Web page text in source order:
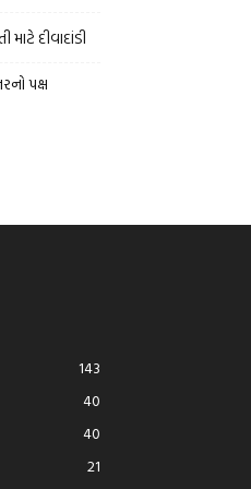
દીવાદાંડી
પક્ષ
143
40
40
21